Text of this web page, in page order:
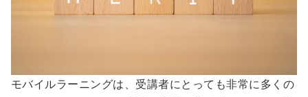
モバイルラーニングは、受講者にとっても非常に多くの